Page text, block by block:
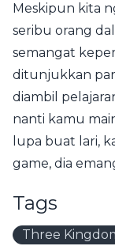
Meskipun kita
seribu orang
semangat
ditunjukkan
diambil
nanti kamu
lupa buat lari,
game, dia
Tags
Three